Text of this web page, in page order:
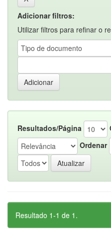
Adicionar filtros:
Utilizar filtros para refinar o
Resultados/Página
Ordenar
Resultado 1-1 de 1.